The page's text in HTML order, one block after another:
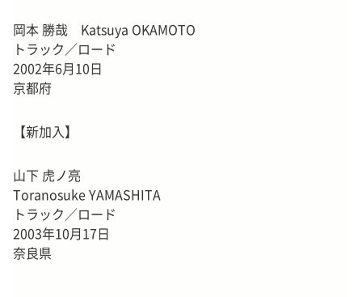
岡本 勝哉 Katsuya OKAMOTO
トラック／ロード
2002年6月10日
京都府
【新加入】
山下 虎ノ亮
Toranosuke YAMASHITA
トラック／ロード
2003年10月17日
奈良県